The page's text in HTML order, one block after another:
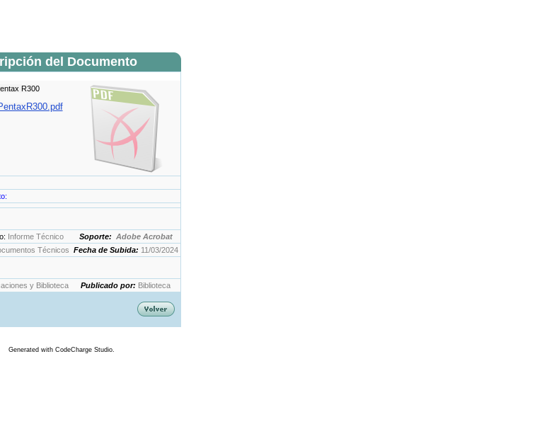
del Documento
R300
Informe Técnico Soporte: Adobe Acrobat
Técnicos Fecha de Subida: 11/03/2024
y Biblioteca Publicado por: Biblioteca
Generated with CodeCharge Studio.